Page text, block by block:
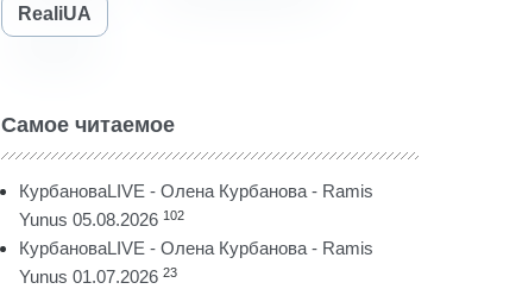
RealiUA
Самое читаемое
КурбановаLIVE - Олена Курбанова - Ramis
Yunus 05.08.2026 102
КурбановаLIVE - Олена Курбанова - Ramis
Yunus 01.07.2026 23